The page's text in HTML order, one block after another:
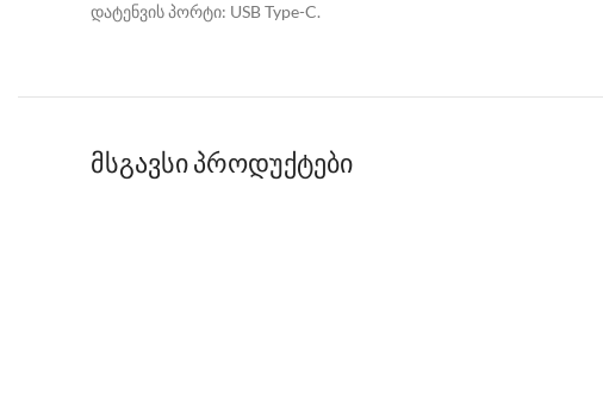
დატენვის პორტი: USB Type-C.
მსგავსი პროდუქტები